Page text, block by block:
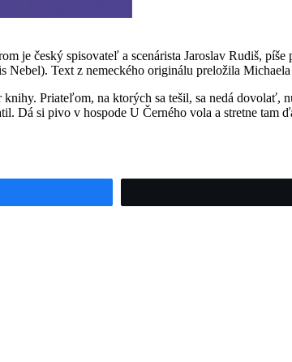
je český spisovateľ a scenárista Jaroslav Rudiš,
Text z nemeckého originálu preložila
Priateľom, na ktorých sa tešil, sa nedá dovolať,
Dá si pivo v hospode U Černého vola a stretne tam